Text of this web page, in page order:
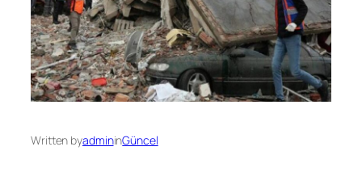
Written byadmininGüncel